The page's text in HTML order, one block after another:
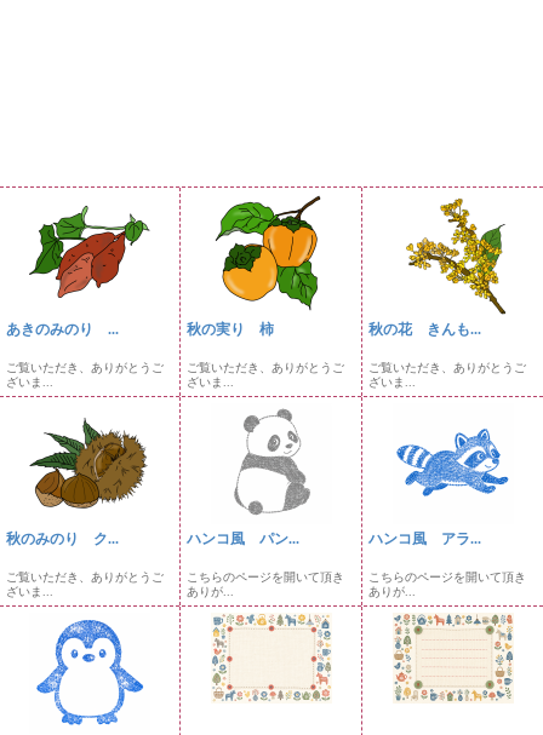
あきのみのり ...
ご覧いただき、ありがとうご
ざいま...
秋の実り 柿
ご覧いただき、ありがとうご
ざいま...
秋の花 きんも...
ご覧いただき、ありがとうご
ざいま...
秋のみのり ク...
ご覧いただき、ありがとうご
ざいま...
ハンコ風 パン...
こちらのページを開いて頂き
ありが...
ハンコ風 アラ...
こちらのページを開いて頂き
ありが...